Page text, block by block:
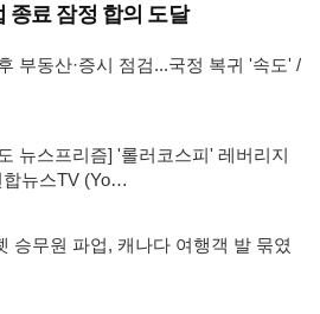
종료 잠정 합의 도달
부동산·증시 점검...국정 복귀 '속도' /
뉴스프리즘] '롤러코스피' 레버리지
합뉴스TV (Yo…
승무원 파업, 캐나다 여행객 발 묶였